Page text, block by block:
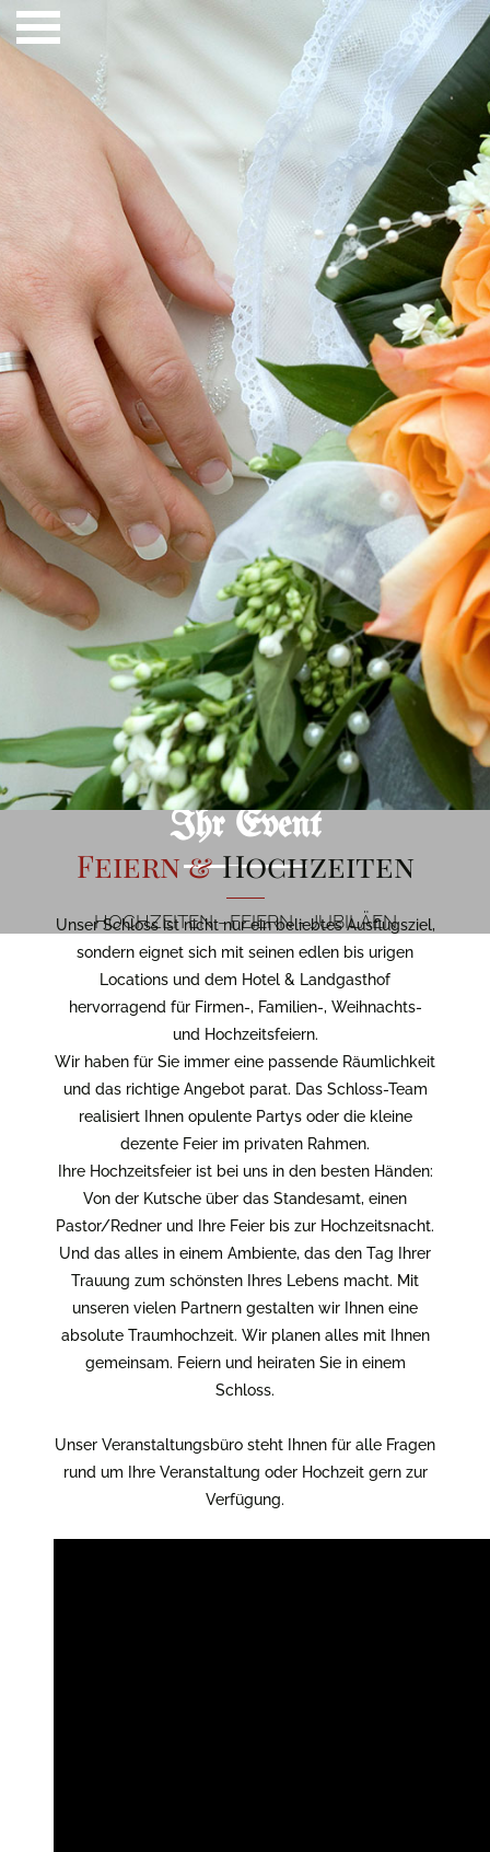
Ihr Event
HOCHZEITEN - FEIERN - JUBILÄEN
Feiern & Hochzeiten
Unser Schloss ist nicht nur ein beliebtes Ausflugsziel,
sondern eignet sich mit seinen edlen bis urigen
Locations und dem Hotel & Landgasthof
hervorragend für Firmen-, Familien-, Weihnachts-
und Hochzeitsfeiern.
Wir haben für Sie immer eine passende Räumlichkeit
und das richtige Angebot parat. Das Schloss-Team
realisiert Ihnen opulente Partys oder die kleine
dezente Feier im privaten Rahmen.
Ihre Hochzeitsfeier ist bei uns in den besten Händen:
Von der Kutsche über das Standesamt, einen
Pastor/Redner und Ihre Feier bis zur Hochzeitsnacht.
Und das alles in einem Ambiente, das den Tag Ihrer
Trauung zum schönsten Ihres Lebens macht. Mit
unseren vielen Partnern gestalten wir Ihnen eine
absolute Traumhochzeit. Wir planen alles mit Ihnen
gemeinsam. Feiern und heiraten Sie in einem
Schloss.
Unser Veranstaltungsbüro steht Ihnen für alle Fragen
rund um Ihre Veranstaltung oder Hochzeit gern zur
Verfügung.